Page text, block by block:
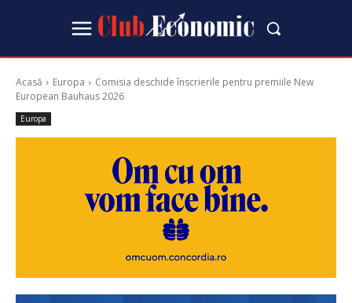
Acasă Europa
Comisia deschide înscrierile pentru premiile New
European Bauhaus 2026
Europa